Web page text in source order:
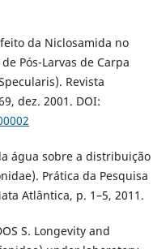
da Niclosamida no
Pós-Larvas de Carpa
Revista
dez. 2001. DOI:
água sobre a distribuição
Prática da Pesquisa
Atlântica, p. 1–5, 2011.
S. Longevity and